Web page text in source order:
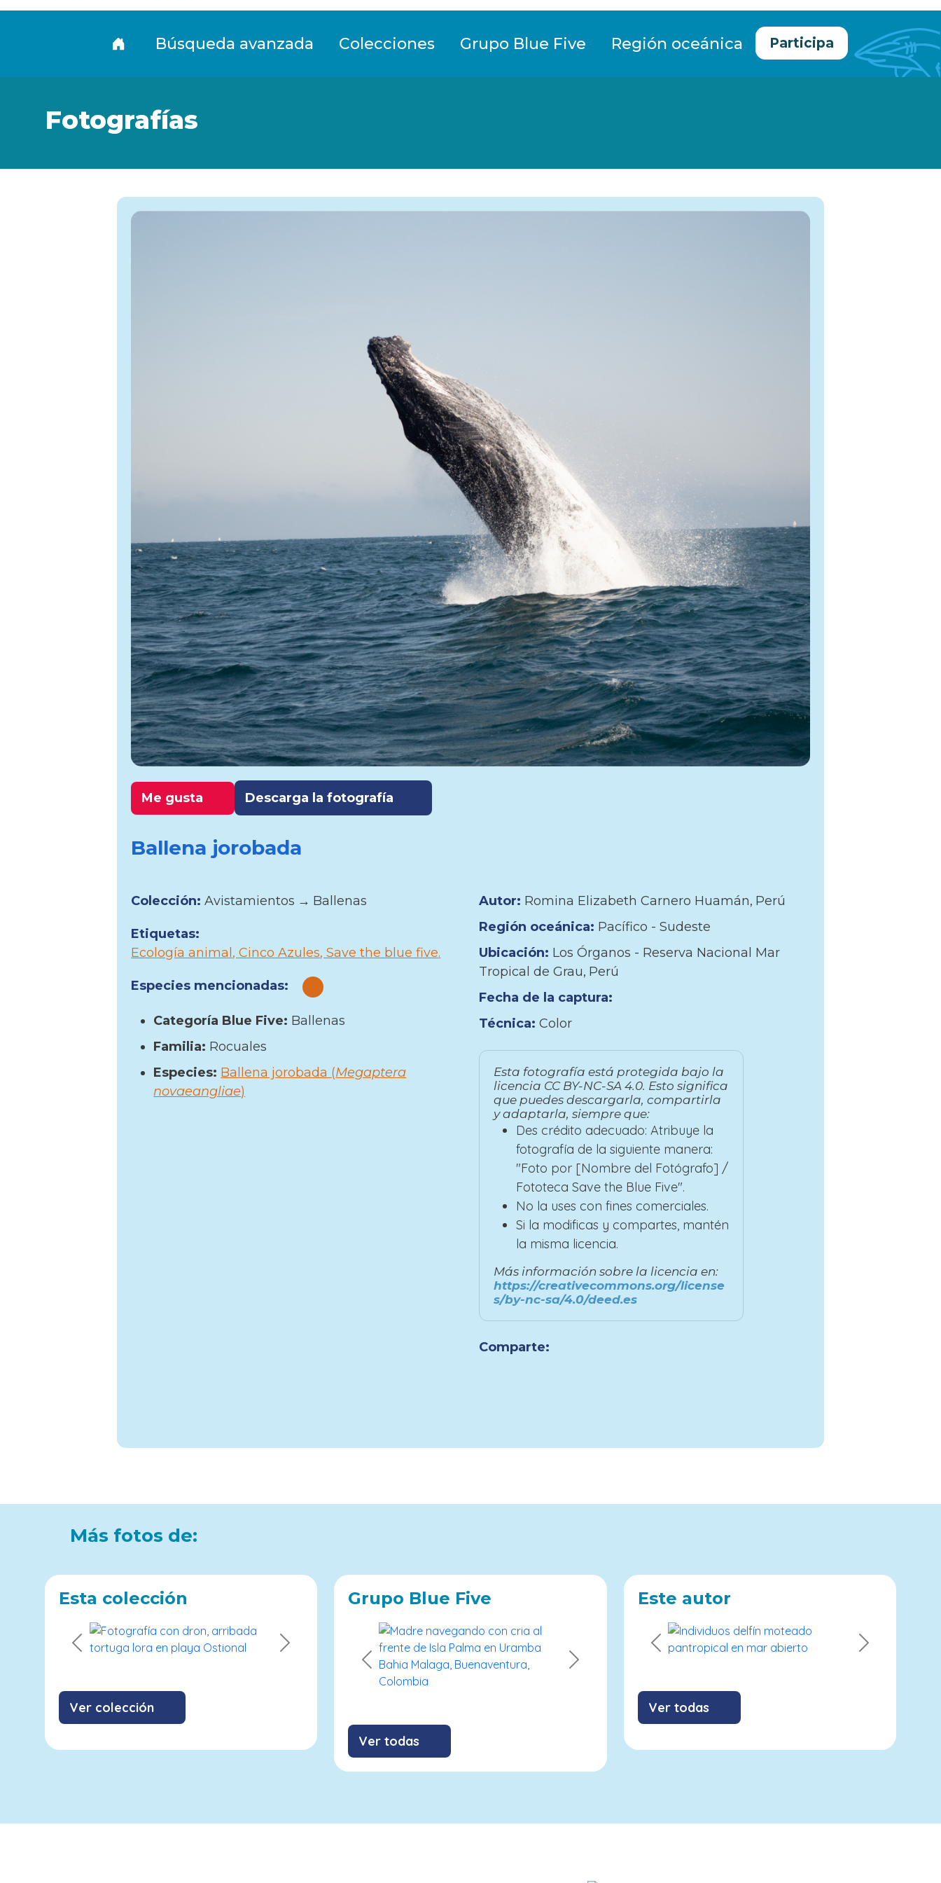
Fototeca
Búsqueda avanzada Colecciones Grupo Blue Five Región oceánica Participa
Fotografías
Me gusta Descarga la fotografía
Ballena jorobada
Colección:Avistamientos → Ballenas
Etiquetas:
Ecología animal
Cinco Azules Save the blue five
Especies mencionadas:
Categoría Blue Five: Ballenas
Familia: Rocuales
Especies: Ballena jorobada (Megaptera
novaeangliae)
Autor: Romina Elizabeth Carnero Huamán Perú
Región oceánica: Pacífico - Sudeste
Ubicación: Los Órganos - Reserva Nacional Mar
Tropical de Grau Perú
Fecha de la captura:
Técnica: Color
Esta fotografía está protegida bajo la
licencia CC BY-NC-SA 4.0. Esto significa
que puedes descargarla, compartirla
y adaptarla, siempre que:
Des crédito adecuado: Atribuye la
fotografía de la siguiente manera:
"Foto por [Nombre del Fotógrafo] /
Fototeca Save the Blue Five".
No la uses con fines comerciales.
Si la modificas y compartes, mantén
la misma licencia.
Más información sobre la licencia en:
https://creativecommons.org/license
s/by-nc-sa/4.0/deed.es
Comparte:
Más fotos de:
Esta colección
Previous Next
Ver colección
Grupo Blue Five
Previous Next
Ver todas
Este autor
Previous Next
Ver todas